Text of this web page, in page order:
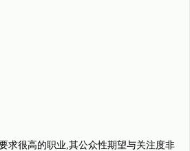
很高的职业,其公众性期望与关注度非